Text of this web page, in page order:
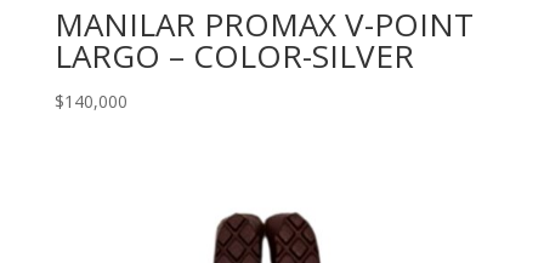
MANILAR PROMAX V-POINT
LARGO – COLOR-SILVER
$140,000